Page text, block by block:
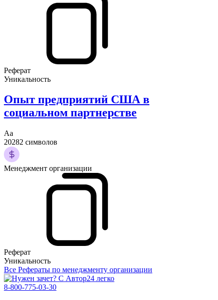
Реферат
Уникальность
Опыт предприятий США в
социальном партнерстве
Аа
20282 символов
Менеджмент организации
Реферат
Уникальность
Все Рефераты по менеджменту организации
8-800-775-03-30